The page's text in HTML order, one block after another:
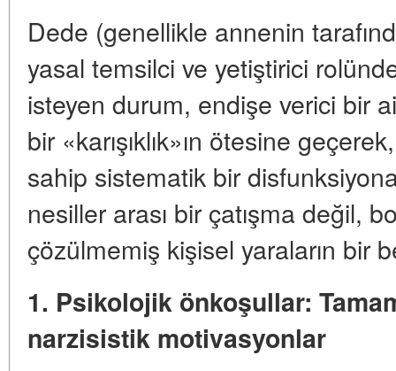
Dede (genellikle annenin
yasal temsilci ve yetiştirici
isteyen durum, endişe verici bir
bir «karışıklık»ın ötesine
sahip sistematik bir
nesiller arası bir çatışma değil,
çözülmemiş kişisel yaraların bir
1. Psikolojik önkoşullar:
narzisistik motivasyonlar